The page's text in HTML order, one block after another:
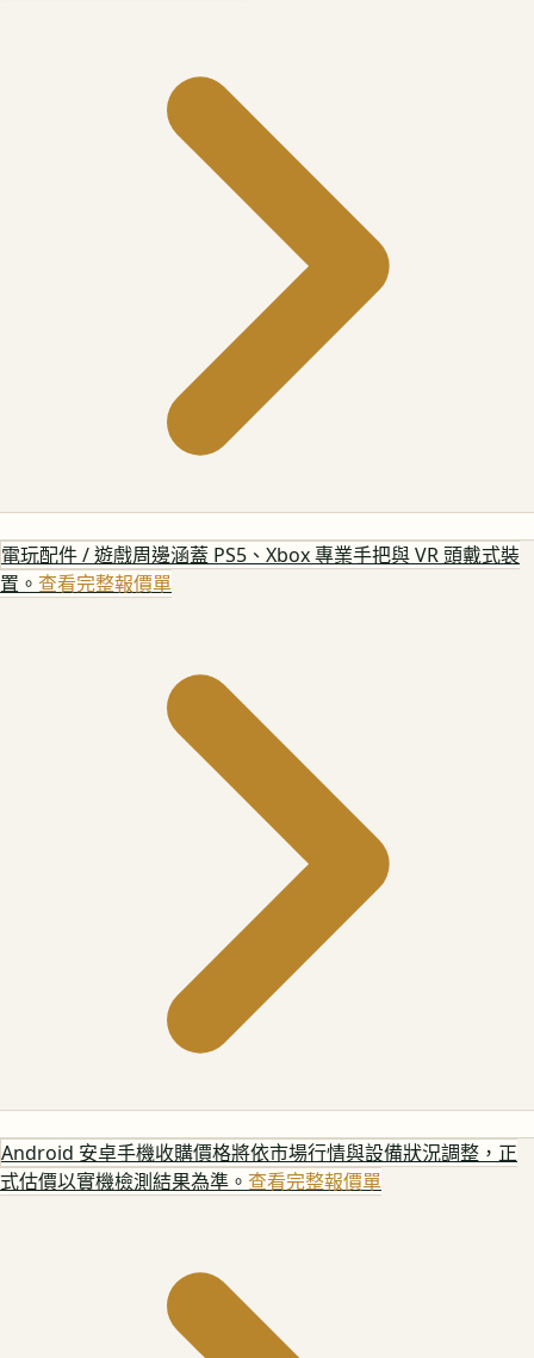
電玩配件 / 遊戲周邊涵蓋 PS5、Xbox 專業手把與 VR 頭戴式裝
置。 查看完整報價單
Android 安卓手機收購價格將依市場行情與設備狀況調整，正
式估價以實機檢測結果為準。 查看完整報價單